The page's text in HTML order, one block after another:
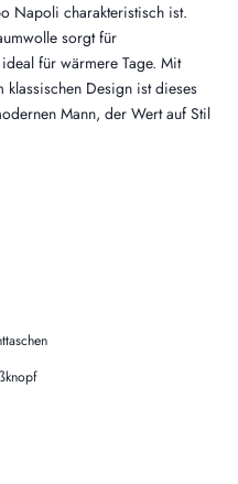
Napoli charakteristisch ist.
sorgt für
für wärmere Tage. Mit
klassischen Design ist dieses
Mann, der Wert auf Stil